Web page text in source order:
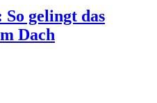
gelingt das
Dach